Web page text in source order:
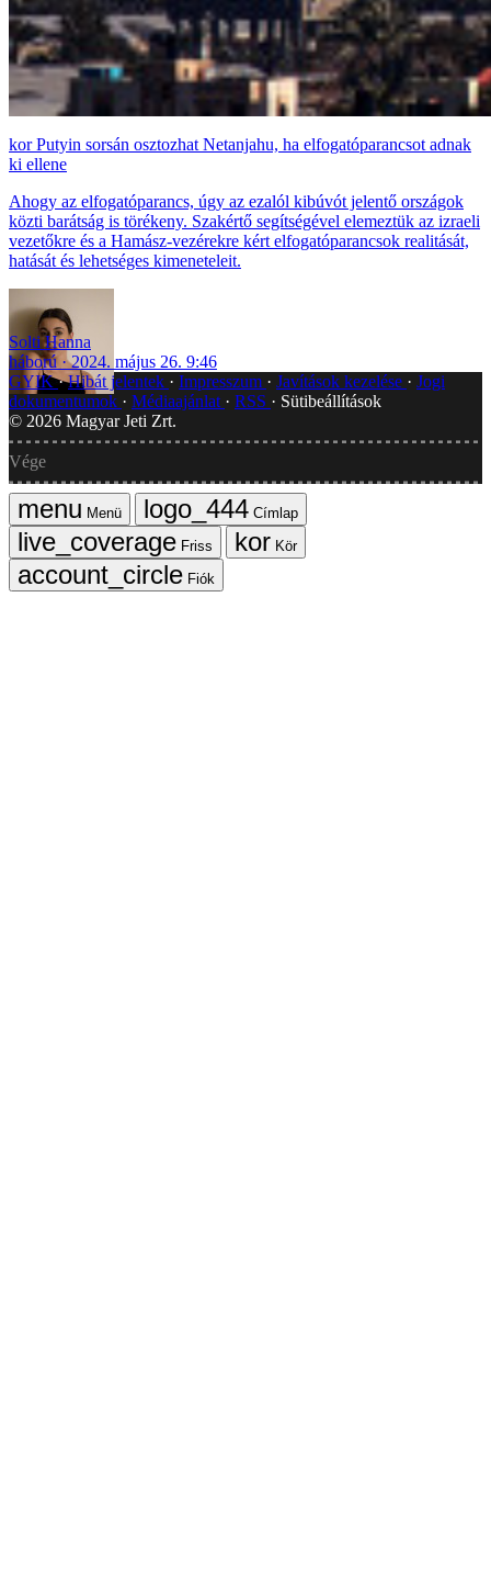
Putyin sorsán osztozhat Netanjahu, ha elfogatóparancsot adnak
ki ellene
Ahogy az elfogatóparancs, úgy az ezalól kibúvót jelentő országok
közti barátság is törékeny. Szakértő segítségével elemeztük az izraeli
vezetőkre és a Hamász-vezérekre kért elfogatóparancsok realitását,
hatását és lehetséges kimeneteleit.
Solti Hanna
háború
2024. május 26. 9:46
GYIK Hibát jelentek Impresszum Javítások kezelése
Jogi
dokumentumok
Médiaajánlat RSS
Sütibeállítások
© 2026 Magyar Jeti Zrt.
Vége
Menü
Címlap
Friss
Kör
Fiók